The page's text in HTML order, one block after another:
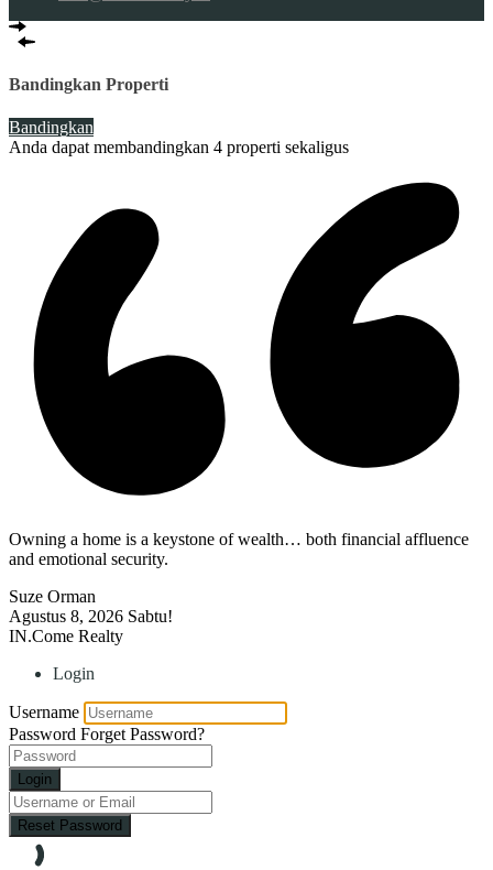
Bandingkan Properti
Bandingkan
Anda dapat membandingkan 4 properti sekaligus
Owning a home is a keystone of wealth… both financial affluence
and emotional security.
Suze Orman
Agustus 8, 2026 Sabtu!
IN.Come Realty
Login
Username
Password Forget Password?
Login
Reset Password